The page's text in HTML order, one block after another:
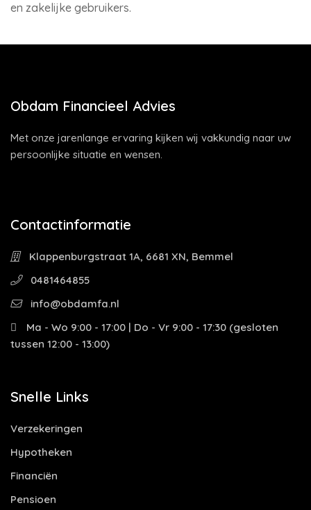
en zakelijke gebruikers.
Obdam Financieel Advies
Met onze jarenlange ervaring kijken wij vakkundig naar uw
persoonlijke situatie en wensen.
Contactinformatie
Klappenburgstraat 1A, 6681 XN, Bemmel
0481464855
info@obdamfa.nl
Ma - Wo 9:00 - 17:00 | Do - Vr 9:00 - 17:30 (gesloten
tussen 12:00 - 13:00)
Snelle Links
Verzekeringen
Hypotheken
Financiën
Pensioen